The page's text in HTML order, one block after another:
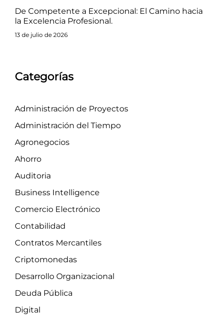
De Competente a Excepcional: El Camino hacia
la Excelencia Profesional.
13 de julio de 2026
Categorías
Administración de Proyectos
Administración del Tiempo
Agronegocios
Ahorro
Auditoria
Business Intelligence
Comercio Electrónico
Contabilidad
Contratos Mercantiles
Criptomonedas
Desarrollo Organizacional
Deuda Pública
Digital